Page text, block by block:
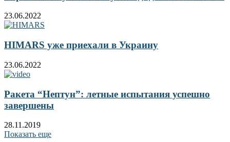
23.06.2022
HIMARS уже приехали в Украину
23.06.2022
Ракета “Нептун”: летные испытания успешно
завершены
28.11.2019
Показать еще